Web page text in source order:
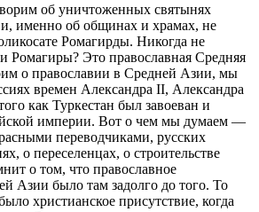
об уничтоженных святынях
именно об общинах и храмах, не
Ромагирды. Никогда не
Ромагиры? Это православная Средняя
о православии в Средней Азии, мы
времен Александра II, Александра
как Туркестан был завоеван и
империи. Вот о чем мы думаем —
переводчиками, русских
о переселенцах, о строительстве
о том, что православное
Азии было там задолго до того. То
христианское присутствие, когда